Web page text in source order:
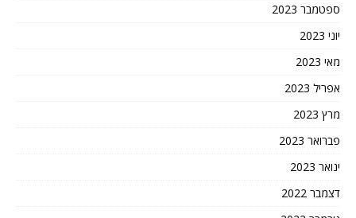
ספטמבר 2023
יוני 2023
מאי 2023
אפריל 2023
מרץ 2023
פברואר 2023
ינואר 2023
דצמבר 2022